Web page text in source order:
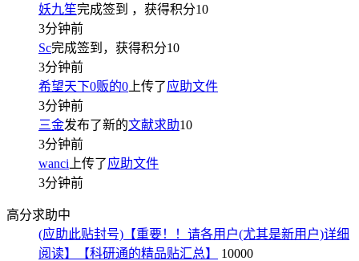
妖九笙完成签到 ，获得积分10
3分钟前
Sc完成签到，获得积分10
3分钟前
希望天下0贩的0 上传了应助文件
3分钟前
三金发布了新的文献求助10
3分钟前
wanci 上传了应助文件
3分钟前
高分求助中
(应助此贴封号)【重要！！请各用户(尤其是新用户)详细
阅读】【科研通的精品贴汇总】
10000